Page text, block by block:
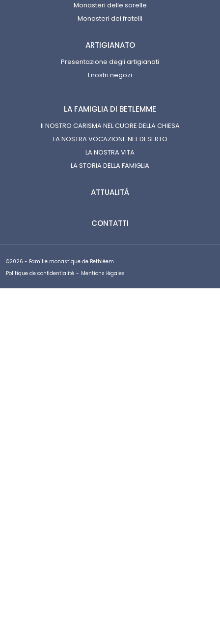
LA FAMIGLIA DI BETLEMME
Il NOSTRO CARISMA NEL CUORE DELLA CHIESA
LA NOSTRA VOCAZIONE NEL DESERTO
LA NOSTRA VITA
LA STORIA DELLA FAMIGLIA
ATTUALITÀ
CONTATTI
Monasteri delle sorelle
Monasteri dei fratelli
ARTIGIANATO
Presentazione degli artigianati
I nostri negozi
©2026 - Famille monastique de Bethléem
Politique de confidentialité - Mentions légales